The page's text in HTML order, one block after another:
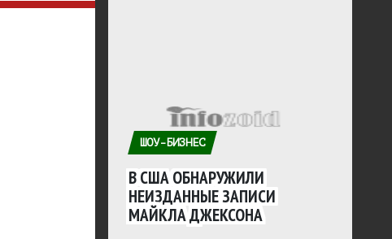
ШОУ-БИЗНЕС
В США ОБНАРУЖИЛИ
НЕИЗДАННЫЕ ЗАПИСИ
МАЙКЛА ДЖЕКСОНА